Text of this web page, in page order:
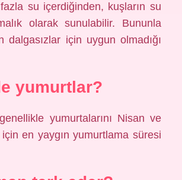
su içerdiğinden, kuşların su
olarak sunulabilir. Bununla
dalgasızlar için uygun olmadığı
yumurtlar?
yumurtalarını Nisan ve
en yaygın yumurtlama süresi